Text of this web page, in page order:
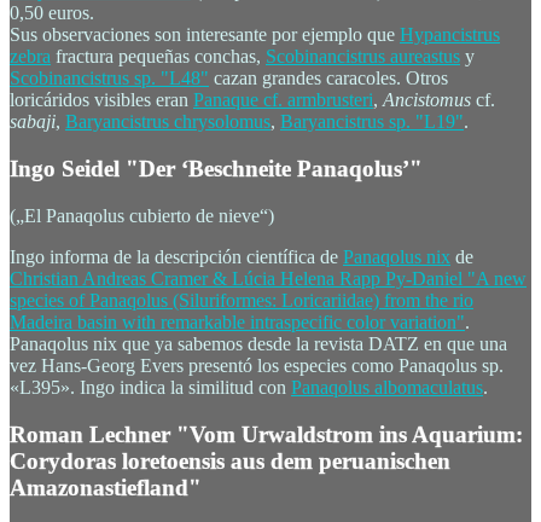
0,50 euros.
Sus observaciones son interesante por ejemplo que Hypancistrus
zebra fractura pequeñas conchas, Scobinancistrus aureastus y
Scobinancistrus sp. "L48" cazan grandes caracoles. Otros
loricáridos visibles eran Panaque cf. armbrusteri, Ancistomus cf.
sabaji, Baryancistrus chrysolomus, Baryancistrus sp. "L19".
Ingo Seidel "Der ‘Beschneite Panaqolus’"
(„El Panaqolus cubierto de nieve“)
Ingo informa de la descripción científica de Panaqolus nix de
Christian Andreas Cramer & Lúcia Helena Rapp Py-Daniel "A new
species of Panaqolus (Siluriformes: Loricariidae) from the rio
Madeira basin with remarkable intraspecific color variation".
Panaqolus nix que ya sabemos desde la revista DATZ en que una
vez Hans-Georg Evers presentó los especies como Panaqolus sp.
«L395». Ingo indica la similitud con Panaqolus albomaculatus.
Roman Lechner "Vom Urwaldstrom ins Aquarium:
Corydoras loretoensis aus dem peruanischen
Amazonastiefland"